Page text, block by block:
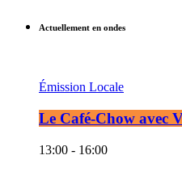
Actuellement en ondes
Émission Locale
Le Café-Chow avec
13:00 - 16:00